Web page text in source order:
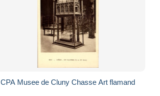
CPA Musee de Cluny Chasse Art flamand